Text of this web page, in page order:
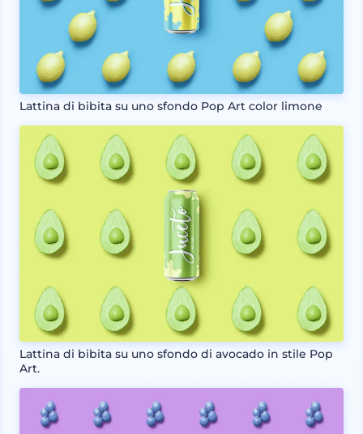
Lattina di bibita su uno sfondo Pop Art color limone
Lattina di bibita su uno sfondo di avocado in stile Pop
Art.